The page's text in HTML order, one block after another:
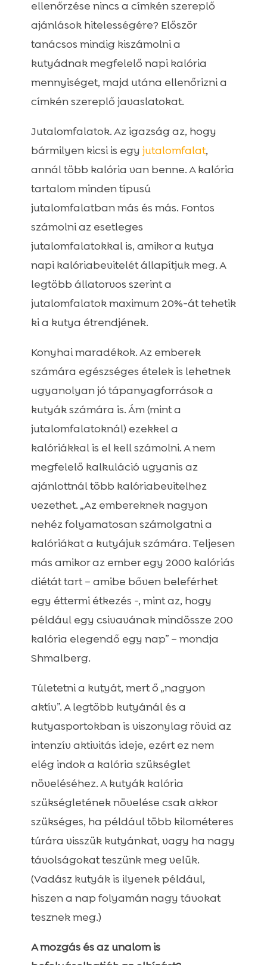
ellenőrzése nincs a címkén szereplő
ajánlások hitelességére? Először
tanácsos mindig kiszámolni a
kutyádnak megfelelő napi kalória
mennyiséget, majd utána ellenőrizni a
címkén szereplő javaslatokat.
Jutalomfalatok. Az igazság az, hogy
bármilyen kicsi is egy jutalomfalat,
annál több kalória van benne. A kalória
tartalom minden típusú
jutalomfalatban más és más. Fontos
számolni az esetleges
jutalomfalatokkal is, amikor a kutya
napi kalóriabevitelét állapítjuk meg. A
legtöbb állatorvos szerint a
jutalomfalatok maximum 20%-át tehetik
ki a kutya étrendjének.
Konyhai maradékok. Az emberek
számára egészséges ételek is lehetnek
ugyanolyan jó tápanyagforrások a
kutyák számára is. Ám (mint a
jutalomfalatoknál) ezekkel a
kalóriákkal is el kell számolni. A nem
megfelelő kalkuláció ugyanis az
ajánlottnál több kalóriabevitelhez
vezethet. „Az embereknek nagyon
nehéz folyamatosan számolgatni a
kalóriákat a kutyájuk számára. Teljesen
más amikor az ember egy 2000 kalóriás
diétát tart – amibe bőven beleférhet
egy éttermi étkezés -, mint az, hogy
például egy csivavának mindössze 200
kalória elegendő egy nap” – mondja
Shmalberg.
Túletetni a kutyát, mert ő „nagyon
aktív”. A legtöbb kutyánál és a
kutyasportokban is viszonylag rövid az
intenzív aktivitás ideje, ezért ez nem
elég indok a kalória szükséglet
növeléséhez. A kutyák kalória
szükségletének növelése csak akkor
szükséges, ha például több kilométeres
túrára visszük kutyánkat, vagy ha nagy
távolságokat teszünk meg velük.
(Vadász kutyák is ilyenek például,
hiszen a nap folyamán nagy távokat
tesznek meg.)
A mozgás és az unalom is